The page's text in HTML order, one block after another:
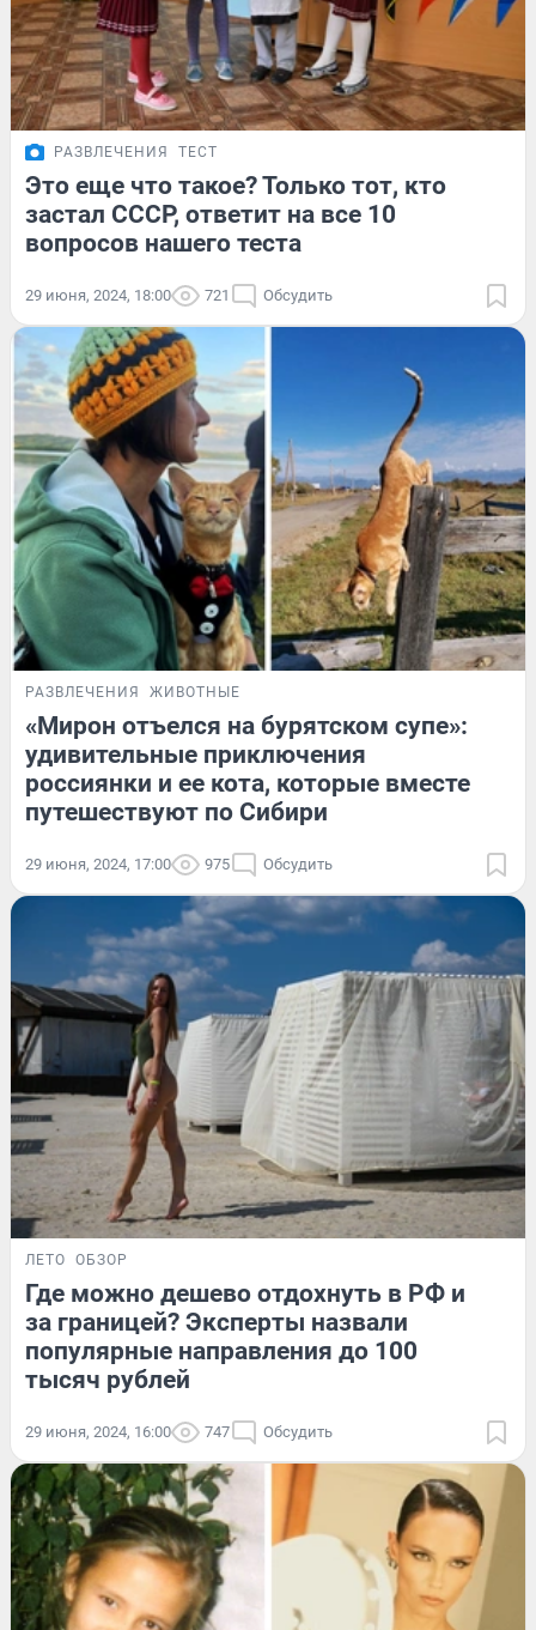
РАЗВЛЕЧЕНИЯ ТЕСТ
Это еще что такое? Только тот, кто
застал СССР, ответит на все 10
вопросов нашего теста
29 июня, 2024, 18:00 721 Обсудить
РАЗВЛЕЧЕНИЯ ЖИВОТНЫЕ
«Мирон отъелся на бурятском супе»:
удивительные приключения
россиянки и ее кота, которые вместе
путешествуют по Сибири
29 июня, 2024, 17:00 975 Обсудить
ЛЕТО ОБЗОР
Где можно дешево отдохнуть в РФ и
за границей? Эксперты назвали
популярные направления до 100
тысяч рублей
29 июня, 2024, 16:00 747 Обсудить